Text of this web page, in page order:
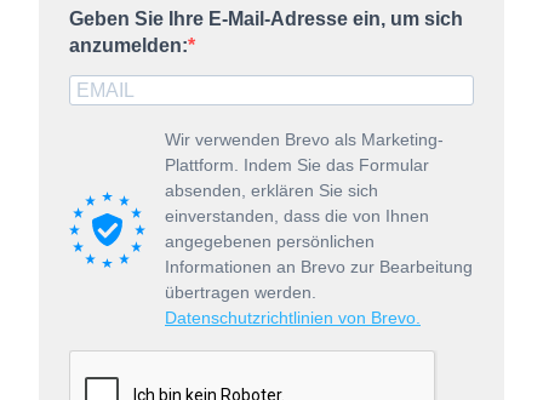
Geben Sie Ihre E-Mail-Adresse ein, um sich
anzumelden:
Wir verwenden Brevo als Marketing-
Plattform. Indem Sie das Formular
absenden, erklären Sie sich
einverstanden, dass die von Ihnen
angegebenen persönlichen
Informationen an Brevo zur Bearbeitung
übertragen werden.
Datenschutzrichtlinien von Brevo.